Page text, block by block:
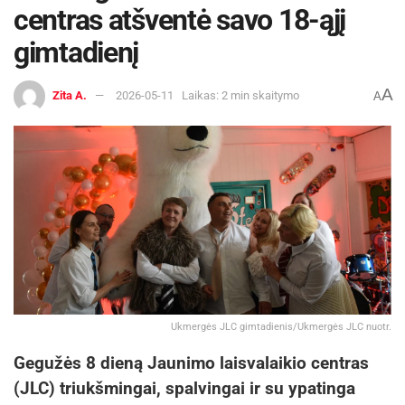
centras atšventė savo 18-ąjį
gimtadienį
Zita A. 2026-05-11 Laikas: 2 min skaitymo AA
Ukmergės JLC gimtadienis/Ukmergės JLC nuotr.
Gegužės 8 dieną Jaunimo laisvalaikio centras
(JLC) triukšmingai, spalvingai ir su ypatinga